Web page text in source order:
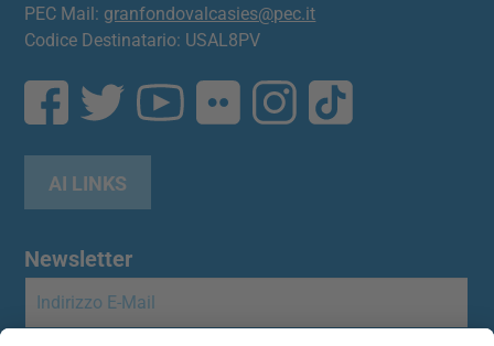
PEC Mail: granfondovalcasies@pec.it
Codice Destinatario: USAL8PV
AI LINKS
Newsletter